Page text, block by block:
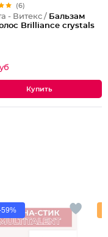
(6)
- Витекс / Бальзам
Brilliance crystals
59%